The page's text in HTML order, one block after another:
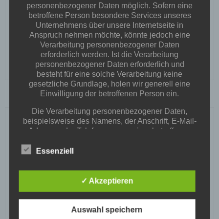
Andre - 18:50
Das Schützenfest in Calberlah endete mit dem
traditionellen Katerfrühstück, bei dem wir natürlich
als BSC nicht […]
READ MORE
Search
Mit dem Fahrrad durch Isenbüttel – Gemeinsam
unterwegs!
Herrenzug Monatsbecher Juli 2026
Monatsbecher April, Mai & Zugkönigsschießen der Herren
personenbezogener Daten möglich. Sofern eine
betroffene Person besondere Services unseres
Unternehmens über unsere Internetseite in
Anspruch nehmen möchte, könnte jedoch eine
Verarbeitung personenbezogener Daten
erforderlich werden. Ist die Verarbeitung
personenbezogener Daten erforderlich und
besteht für eine solche Verarbeitung keine
gesetzliche Grundlage, holen wir generell eine
Einwilligung der betroffenen Person ein.
Die Verarbeitung personenbezogener Daten,
beispielsweise des Namens, der Anschrift, E-Mail-
Adresse oder Telefonnummer einer betroffenen
Datenschutz-Grundverordnung und in
landesspezifischen Datenschutzbestimmungen.
Mittels dieser Datenschutzerklärung möchte unser
und Zweck der von uns erhobenen, genutzten und
verarbeiteten personenbezogenen Daten
Essenziell
✓ Akzeptieren
Auswahl speichern